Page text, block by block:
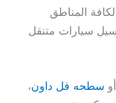
لكافة المناطق
سيارات متنقل
أو سطحه فل داون،